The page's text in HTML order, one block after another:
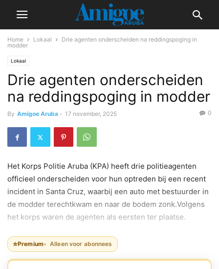
Home Lokaal
Drie agenten onderscheiden na reddingspoging in
modder
Lokaal
Drie agenten onderscheiden
na reddingspoging in modder
By Amigoe Aruba - 17 november, 2025 0
Het Korps Politie Aruba (KPA) heeft drie politieagenten
officieel onderscheiden voor hun optreden bij een recent
incident in Santa Cruz, waarbij een auto met bestuurder in
de modder terechtkwam en naar de bodem zonk.Volgens
het korps waren de agenten als eersten ter plaatse.
⭐Premium Alleen voor abonnees